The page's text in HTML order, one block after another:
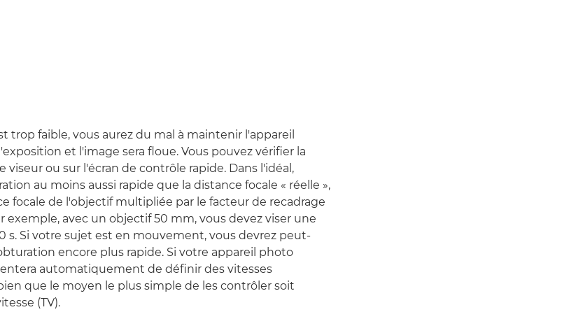
trop faible, vous aurez du mal à maintenir l'appareil
et l'image sera floue. Vous pouvez vérifier la
viseur ou sur l'écran de contrôle rapide. Dans l'idéal,
au moins aussi rapide que la distance focale « réelle »,
focale de l'objectif multipliée par le facteur de recadrage
exemple, avec un objectif 50 mm, vous devez viser une
s. Si votre sujet est en mouvement, vous devrez peut-
encore plus rapide. Si votre appareil photo
automatiquement de définir des vitesses
que le moyen le plus simple de les contrôler soit
(TV).